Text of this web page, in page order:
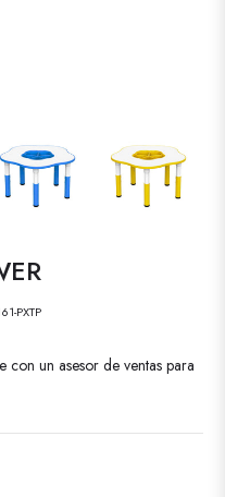
PXTP
con un asesor de ventas para